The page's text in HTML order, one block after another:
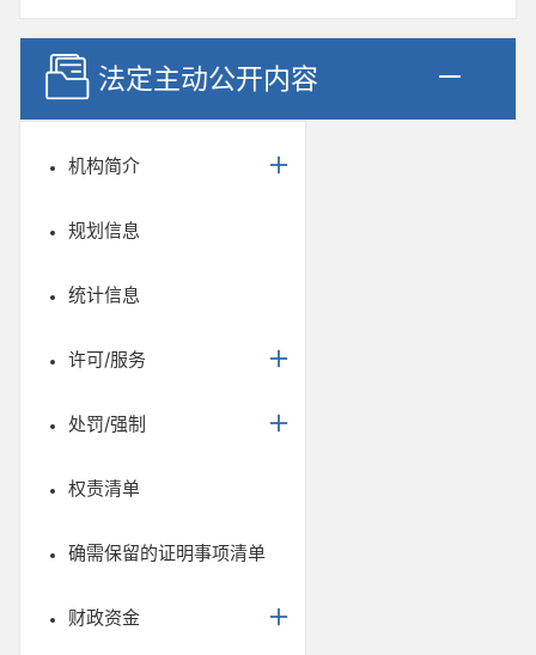
法定主动公开内容
机构简介
规划信息
统计信息
许可/服务
处罚/强制
权责清单
确需保留的证明事项清单
财政资金